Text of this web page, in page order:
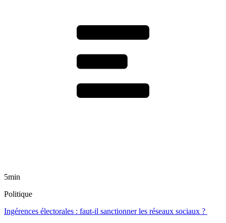
5min
Politique
Ingérences électorales : faut-il sanctionner les réseaux sociaux ?